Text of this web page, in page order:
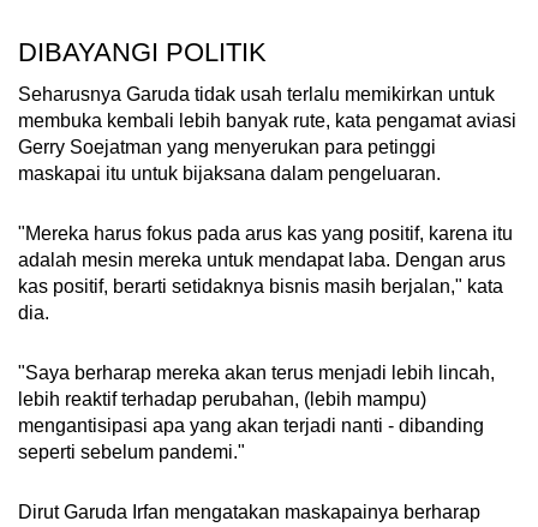
DIBAYANGI POLITIK
Seharusnya Garuda tidak usah terlalu memikirkan untuk
membuka kembali lebih banyak rute, kata pengamat aviasi
Gerry Soejatman yang menyerukan para petinggi
maskapai itu untuk bijaksana dalam pengeluaran.
"Mereka harus fokus pada arus kas yang positif, karena itu
adalah mesin mereka untuk mendapat laba. Dengan arus
kas positif, berarti setidaknya bisnis masih berjalan," kata
dia.
"Saya berharap mereka akan terus menjadi lebih lincah,
lebih reaktif terhadap perubahan, (lebih mampu)
mengantisipasi apa yang akan terjadi nanti - dibanding
seperti sebelum pandemi."
Dirut Garuda Irfan mengatakan maskapainya berharap